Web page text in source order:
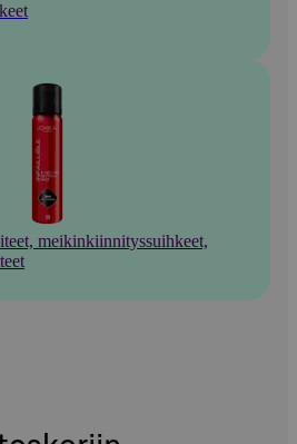
meikinkiinnityssuihkeet,